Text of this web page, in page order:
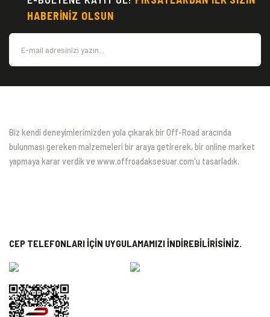
HABERİNİZ OLSUN
Biz kendi deneyimlerimizden yola çıkarak bir Off-Road aracında
bulunması gereken malzemeleri bir araya getirerek, bir online market
yapmaya karar verdik ve www.offroadaksesuar.com'u tasarladık.
CEP TELEFONLARI İÇİN UYGULAMAMIZI İNDİREBİLİRİSİNİZ.